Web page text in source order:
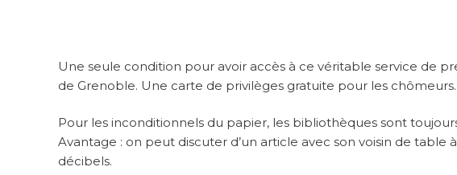
Une seule condition pour avoir accès à ce véritable service de
de Grenoble. Une carte de privilèges gratuite pour les chômeurs.
Pour les inconditionnels du papier, les bibliothèques sont
Avantage : on peut discuter d’un article avec son voisin de table
décibels.